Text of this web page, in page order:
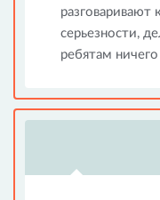
разговаривают
серьезности,
ребятам